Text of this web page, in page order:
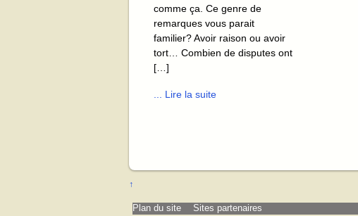
comme ça. Ce genre de
remarques vous parait
familier? Avoir raison ou avoir
tort… Combien de disputes ont
[…]
... Lire la suite
↑
Plan du site Sites partenaires